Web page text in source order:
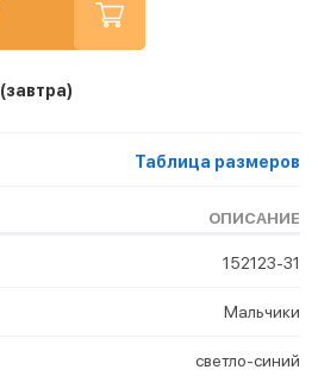
(завтра)
Таблица размеров
ОПИСАНИЕ
152123-31
Мальчики
светло-синий